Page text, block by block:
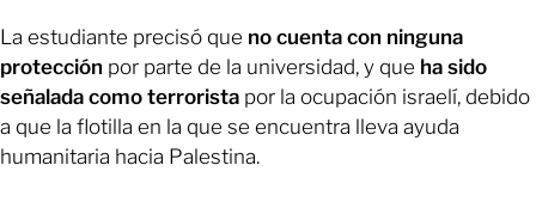
La estudiante precisó que no cuenta con ninguna
protección por parte de la universidad, y que ha sido
señalada como terrorista por la ocupación israelí, debido
a que la flotilla en la que se encuentra lleva ayuda
humanitaria hacia Palestina.